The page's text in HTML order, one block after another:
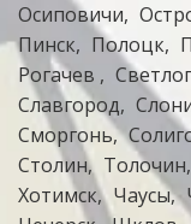
Осиповичи
Пинск
Полоцк
Рогачев
Славгород
Сморгонь
Столин
Толочин
Хотимск
Чаусы